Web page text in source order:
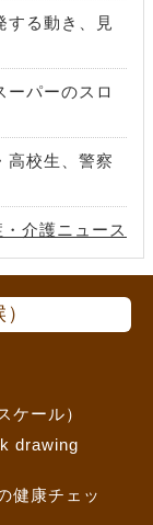
する動き、見
ーパーのスロ
高校生、警察
介護ニュース
ケール）
drawing
健康チェッ